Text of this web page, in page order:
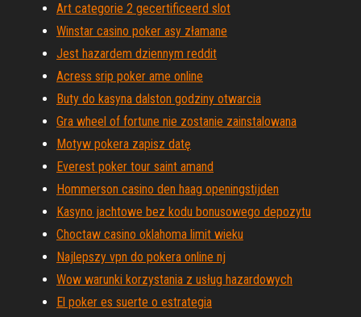
Art categorie 2 gecertificeerd slot
Winstar casino poker asy złamane
Jest hazardem dziennym reddit
Acress srip poker ame online
Buty do kasyna dalston godziny otwarcia
Gra wheel of fortune nie zostanie zainstalowana
Motyw pokera zapisz datę
Everest poker tour saint amand
Hommerson casino den haag openingstijden
Kasyno jachtowe bez kodu bonusowego depozytu
Choctaw casino oklahoma limit wieku
Najlepszy vpn do pokera online nj
Wow warunki korzystania z usług hazardowych
El poker es suerte o estrategia